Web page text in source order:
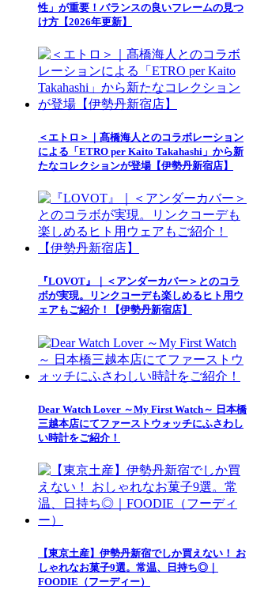
性」が重要！バランスの良いフレームの見つ
け方【2026年更新】
＜エトロ＞｜髙橋海人とのコラボレーション
による「ETRO per Kaito Takahashi」から新
たなコレクションが登場【伊勢丹新宿店】
『LOVOT』｜＜アンダーカバー＞とのコラ
ボが実現。リンクコーデも楽しめるヒト用ウ
ェアもご紹介！【伊勢丹新宿店】
Dear Watch Lover ～My First Watch～ 日本橋
三越本店にてファーストウォッチにふさわし
い時計をご紹介！
【東京土産】伊勢丹新宿でしか買えない！ お
しゃれなお菓子9選。常温、日持ち◎｜
FOODIE（フーディー）